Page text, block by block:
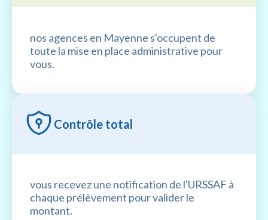
nos agences en Mayenne s'occupent de
toute la mise en place administrative pour
vous.
Contrôle total
vous recevez une notification de l'URSSAF à
chaque prélèvement pour valider le
montant.